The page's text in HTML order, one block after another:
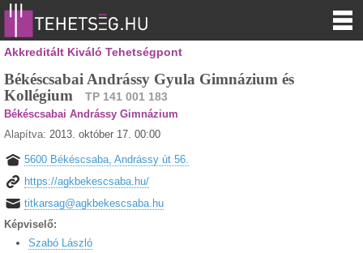
Akkreditált Kiváló Tehetségpont
Békéscsabai Andrássy Gyula Gimnázium és
Kollégium
TP 141 001 183
Békéscsabai Andrássy Gimnázium
Alapítva: 2013. október 17. 00:00
5600 Békéscsaba, Andrássy út 56.
https://agkbekescsaba.hu/
titkarsag@agkbekescsaba.hu
Képviselő:
Szabó László